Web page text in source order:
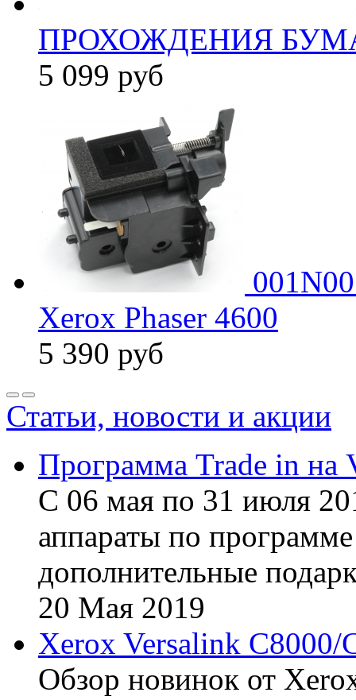
ПРОХОЖДЕНИЯ
5 099 руб
Xerox Phaser 4600
5 390 руб
Статьи, новости и акции
Программа Trade in на
С 06 мая по 31 июля
аппараты по
дополнительные
20 Мая 2019
Xerox Versalink C8000/
Обзор новинок от